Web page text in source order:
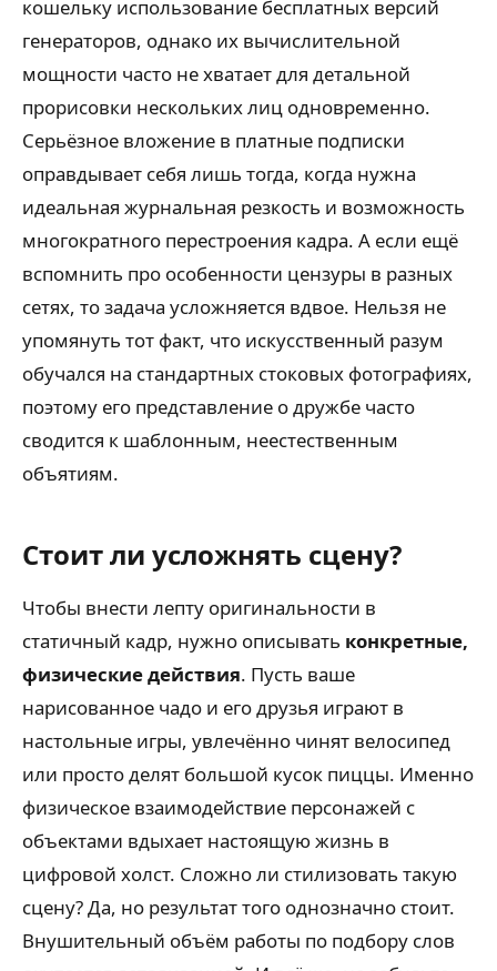
кошельку использование бесплатных версий
генераторов, однако их вычислительной
мощности часто не хватает для детальной
прорисовки нескольких лиц одновременно.
Серьёзное вложение в платные подписки
оправдывает себя лишь тогда, когда нужна
идеальная журнальная резкость и возможность
многократного перестроения кадра. А если ещё
вспомнить про особенности цензуры в разных
сетях, то задача усложняется вдвое. Нельзя не
упомянуть тот факт, что искусственный разум
обучался на стандартных стоковых фотографиях,
поэтому его представление о дружбе часто
сводится к шаблонным, неестественным
объятиям.
Стоит ли усложнять сцену?
Чтобы внести лепту оригинальности в
статичный кадр, нужно описывать конкретные,
физические действия. Пусть ваше
нарисованное чадо и его друзья играют в
настольные игры, увлечённо чинят велосипед
или просто делят большой кусок пиццы. Именно
физическое взаимодействие персонажей с
объектами вдыхает настоящую жизнь в
цифровой холст. Сложно ли стилизовать такую
сцену? Да, но результат того однозначно стоит.
Внушительный объём работы по подбору слов